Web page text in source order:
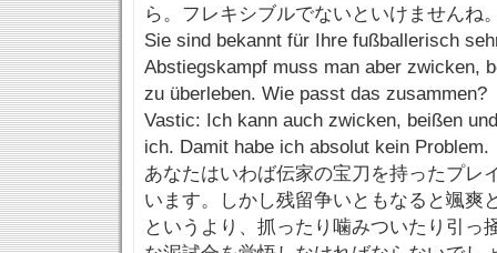
ら。フレキシブルでないといけませんね
Sie sind bekannt für Ihre fußballerisch
Abstiegskampf muss man aber zwicken,
zu überleben. Wie passt das zusammen?
Vastic: Ich kann auch zwicken, beißen
ich. Damit habe ich absolut kein Problem.
あなたはいわば伝家の宝刀を持ったプレ
います。しかし残留争いともなると颯爽
というより、抓ったり噛みついたり引っ